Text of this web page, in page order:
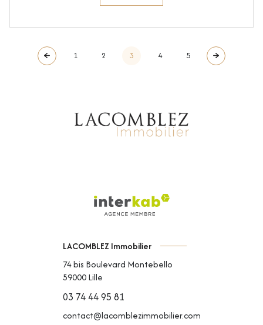
1 2 3 4 5
LACOMBLEZ Immobilier
74 bis Boulevard Montebello
59000Lille
03 74 44 95 81
contact@lacomblezimmobilier.com